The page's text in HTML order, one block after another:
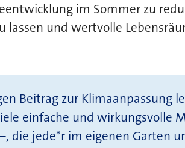
im Sommer zu
lassen und wertvolle
Beitrag zur Klimaanpassung
einfache und wirkungsvolle
die jede*r im eigenen Garten